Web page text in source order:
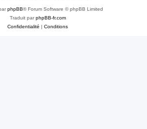
phpBB® Forum Software © phpBB Limited
Traduit parphpBB-fr.com
Confidentialité | Conditions